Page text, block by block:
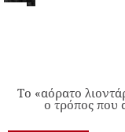
Το «αόρατο
ο τρόπος που